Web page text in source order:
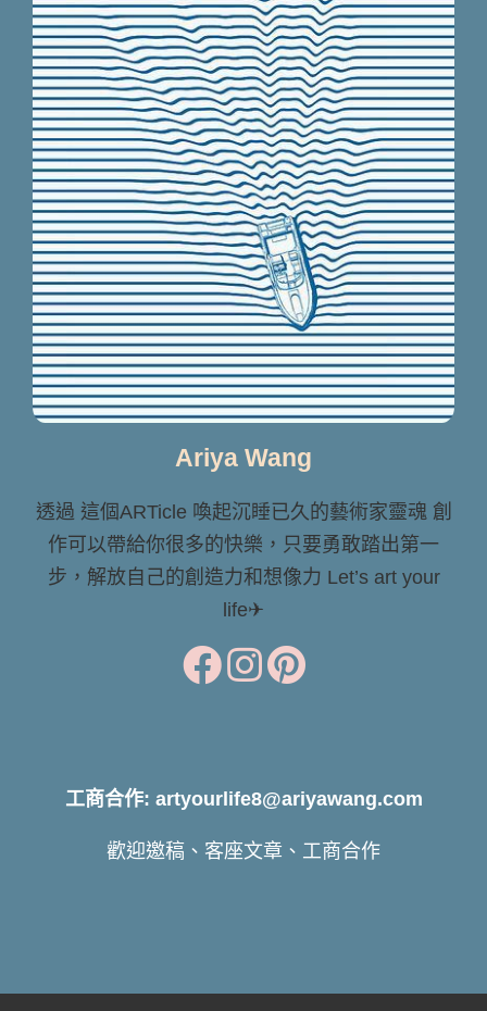
Ariya Wang
透過 這個ARTicle 喚起沉睡已久的藝術家靈魂 創
作可以帶給你很多的快樂，只要勇敢踏出第一
步，解放自己的創造力和想像力 Let’s art your
life✈
工商合作: artyourlife8@ariyawang.com
歡迎邀稿、客座文章、工商合作